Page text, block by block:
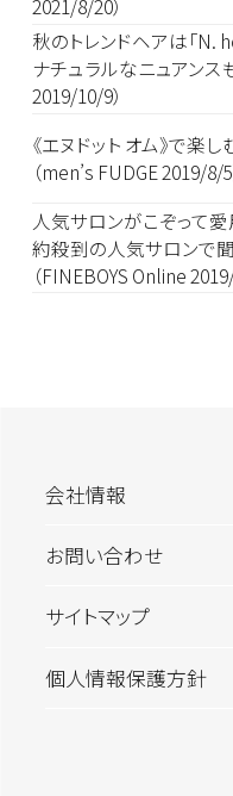
2021/8/20）
秋のトレンドヘアは「N.
ナチュラルなニュアンス
2019/10/9）
《エヌドット オム》で楽
（men’s FUDGE 2019/8/5
人気サロンがこぞって愛
約殺到の人気サロンで聞
（FINEBOYS Online
会社情報
お問い合わせ
サイトマップ
個人情報保護方針